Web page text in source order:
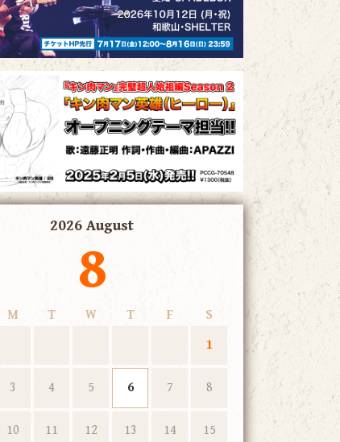
2026 August
8
M T W T F
S
1
3 4 5 6 7 8
10 11 12 13 14 15